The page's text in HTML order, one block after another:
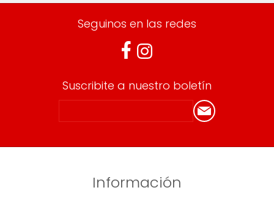
Seguinos en las redes
Suscribite a nuestro boletín
Información